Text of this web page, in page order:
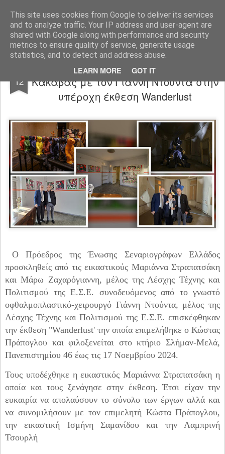
This site uses cookies from Google to deliver its services
and to analyze traffic. Your IP address and user-agent are
shared with Google along with performance and security
metrics to ensure quality of service, generate usage
statistics, and to detect and address abuse.
LEARN MORE GOT IT
"Ερασιτέχνες Άνθρωποι"
Blog Info DreamCity Φιλικά Sites
12
Ο Πρόεδρος της Ε.Σ.Ε. Αλέξανδρος
Κακαβάς με τον Γιάννη Ντούντα στην
υπέροχη έκθεση Wanderlust
Ο Πρόεδρος της Ένωσης Σεναριογράφων Ελλάδος
προσκληθείς από τις εικαστικούς Μαριάννα Στραπατσάκη
και Μάρω Ζαχαρόγιαννη, μέλος της Λέσχης Τέχνης και
Πολιτισμού της Ε.Σ.Ε. συνοδευόμενος από το γνωστό
οφθαλμοπλαστικό-χειρουργό Γιάννη Ντούντα, μέλος της
Λέσχης Τέχνης και Πολιτισμού της Ε.Σ.Ε. επισκέφθηκαν
την έκθεση "Wanderlust' την οποία επιμελήθηκε ο Κώστας
Πράπογλου και φιλοξενείται στο κτήριο Σλήμαν-Μελά,
Πανεπιστημίου 46 έως τις 17 Νοεμβρίου 2024.
Τους υποδέχθηκε η εικαστικός Μαριάννα Στραπατσάκη η
οποία και τους ξενάγησε στην έκθεση. Έτσι είχαν την
ευκαιρία να απολαύσουν το σύνολο των έργων αλλά και
να συνομιλήσουν με τον επιμελητή Κώστα Πράπογλου,
την εικαστική Ισμήνη Σαμανίδου και την Λαμπρινή
Τσουρλή